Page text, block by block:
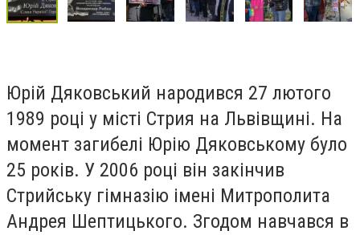
Юрій Дяковський народився 27 лютого
1989 році у місті Стрия на Львівщині. На
момент загибелі Юрію Дяковському було
25 років. У 2006 році він закінчив
Стрийську гімназію імені Митрополита
Андрея Шептицького. Згодом навчався в